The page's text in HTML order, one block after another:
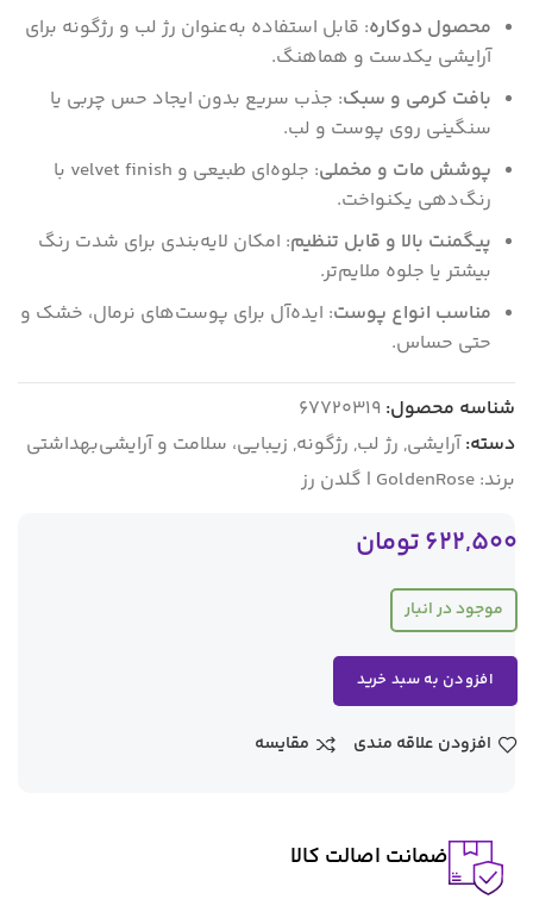
محصول دوکاره: قابل استفاده به‌عنوان رژ لب و رژگونه برای
آرایشی یکدست و هماهنگ.
بافت کرمی و سبک: جذب سریع بدون ایجاد حس چربی یا
سنگینی روی پوست و لب.
پوشش مات و مخملی
: جلوه‌ای طبیعی و velvet finish با
رنگ‌دهی یکنواخت.
پیگمنت بالا و قابل تنظیم: امکان لایه‌بندی برای شدت رنگ
بیشتر یا جلوه ملایم‌تر.
مناسب انواع پوست: ایده‌آل برای پوست‌های نرمال، خشک و
حتی حساس.
شناسه محصول: 67720319
دسته:آرایشی, رژ لب, رژگونه, زیبایی، سلامت و آرایشی‌بهداشتی
برند: GoldenRose | گلدن رز
622,500تومان
موجود در انبار
افزودن به سبد خرید
افزودن علاقه مندی مقایسه
ضمانت اصالت کالا